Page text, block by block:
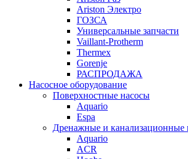
Ariston Электро
ГОЗСА
Универсальные запчасти
Vaillant-Protherm
Thermex
Gorenje
РАСПРОДАЖА
Насосное оборудование
Поверхностные насосы
Aquario
Espa
Дренажные и канализационные
Aquario
ACR